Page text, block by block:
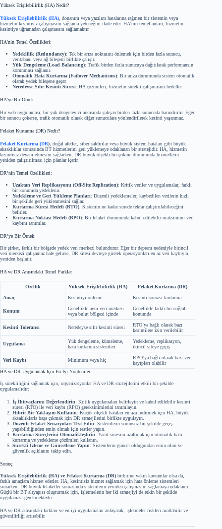
Yüksek Erişilebilirlik (HA) Nedir?
Yüksek Erişilebilirlik (HA), donanım veya yazılım hatalarına rağmen bir sistemin veya
hizmetin kesintisiz çalışmasını sağlama yeteneğini ifade eder. HA’nin temel amacı, hizmetin
kesintiye uğramadan çalışmasını sağlamaktır.
HA’nin Temel Özellikleri:
Yedeklilik (Redundancy): Tek bir arıza noktasını önlemek için birden fazla sunucu,
veritabanı veya ağ bileşeni birlikte çalışır.
Yük Dengeleme (Load Balancing): Trafik birden fazla sunucuya dağıtılarak performansın
korunması sağlanır.
Otomatik Hata Kurtarma (Failover Mechanisms): Bir arıza durumunda sistem otomatik
olarak yedek bileşene geçer.
Neredeyse Sıfır Kesinti Süresi: HA çözümleri, hizmetin sürekli çalışmasını hedefler.
HA’ye Bir Örnek:
Bir web uygulaması, bir yük dengeleyici arkasında çalışan birden fazla sunucuda barındırılır. Eğer
bir sunucu çökerse, trafik otomatik olarak diğer sunuculara yönlendirilerek kesinti yaşanmaz.
Felaket Kurtarma (DR) Nedir?
Felaket Kurtarma (DR), doğal afetler, siber saldırılar veya büyük sistem hataları gibi büyük
aksaklıklar sonrasında BT hizmetlerini geri yüklemeye odaklanan bir stratejidir. HA, hizmetin
kesintisiz devam etmesini sağlarken, DR büyük ölçekli bir çökme durumunda hizmetlerin
yeniden çalıştırılması için planlar içerir.
DR’nin Temel Özellikleri:
Uzaktan Veri Replikasyonu (Off-Site Replication): Kritik veriler ve uygulamalar, farklı
bir konumda yedeklenir.
Yedekleme ve Geri Yükleme Planları: Düzenli yedeklemeler, kaybedilen verilerin hızlı
bir şekilde geri yüklenmesini sağlar.
Kurtarma Süresi Hedefi (RTO): Sistemin ne kadar sürede tekrar çalıştırılabileceğini
belirler.
Kurtarma Noktası Hedefi (RPO): Bir felaket durumunda kabul edilebilir maksimum veri
kaybını tanımlar.
DR’ye Bir Örnek:
Bir şirket, farklı bir bölgede yedek veri merkezi bulundurur. Eğer bir deprem nedeniyle birincil
veri merkezi çalışamaz hale gelirse, DR sitesi devreye girerek operasyonları en az veri kaybıyla
yeniden başlatır.
HA ve DR Arasındaki Temel Farklar
Özellik Yüksek Erişilebilirlik (HA)
Felaket Kurtarma (DR)
Amaç
Kesintiyi önleme Kesinti sonrası kurtarma
Konum
Genellikle aynı veri merkezi
veya bulut bölgesi içinde
Genellikle farklı bir coğrafi
konumda
Kesinti Toleransı Neredeyse sıfır kesinti süresi
RTO’ya bağlı olarak bazı
kesintilere izin verilebilir
Uygulama
Yük dengeleme, kümeleme,
hata kurtarma sistemleri
Yedekleme, replikasyon,
ikincil siteye geçiş
Veri Kaybı Minimum veya hiç
RPO’ya bağlı olarak bazı veri
kayıpları olabilir
HA ve DR Uygulamak İçin En İyi Yöntemler
İş sürekliliğini sağlamak için, organizasyonlar HA ve DR stratejilerini etkili bir şekilde
uygulamalıdır:
İş İhtiyaçlarını Değerlendirin: Kritik uygulamaları belirleyin ve kabul edilebilir kesinti
süresi (RTO) ile veri kaybı (RPO) gereksinimlerini tanımlayın.
Hibrit Bir Yaklaşım Kullanın: Küçük ölçekli hataları en aza indirmek için HA, büyük
aksaklıklarla başa çıkmak için DR stratejilerini birlikte uygulayın.
Düzenli Felaket Senaryoları Test Edin: Sistemlerin sorunsuz bir şekilde geçiş
yapabildiğinden emin olmak için testler yapın.
Kurtarma Süreçlerini Otomatikleştirin: Yanıt süresini azaltmak için otomatik hata
kurtarma ve yedekleme çözümleri kullanın.
Sürekli İzleme ve Güncelleme Yapın: Sistemlerin güncel olduğundan emin olun ve
güvenlik açıklarını takip edin.
Sonuç
Yüksek Erişilebilirlik (HA) ve Felaket Kurtarma (DR) birbirine yakın kavramlar olsa da,
farklı amaçlara hizmet ederler. HA, kesintisiz hizmet sağlamak için hata önleme sistemleri
sunarken, DR büyük felaketler sonrasında sistemlerin yeniden çalışmasını sağlamaya odaklanır.
Güçlü bir BT altyapısı oluşturmak için, işletmelerin her iki stratejiyi de etkin bir şekilde
uygulaması gerekmektedir.
HA ve DR arasındaki farkları ve en iyi uygulamaları anlayarak, işletmeler riskleri azaltabilir ve
güvenilirliği artırabilir.